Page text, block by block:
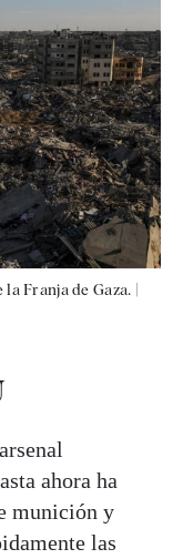
Franja de Gaza.
ahora ha
munición y
las